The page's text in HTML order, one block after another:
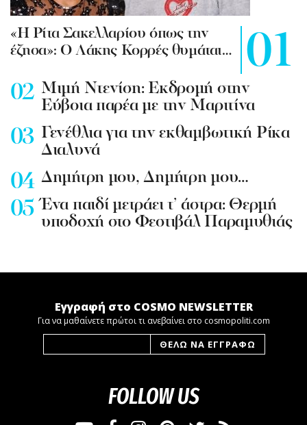
«Η Ρίτα Σακελλαρίου όπως την
έζησα»: Ο Λάκης Κορρές θυμάται…
Mιμή Ντενίση: Εκδρομή στην
Εύβοια παρέα με την Μαριτίνα
Γενέθλια για την εκθαμβωτική Ρίκα
Διαλυνά
Δημήτρη μου, Δημήτρη μου…
Ένα παιδί μετράει τ’ άστρα: Θερμή
υποδοχή στο Φεστιβάλ Παραμυθιάς
Εγγραφή στο COSMO NEWSLETTER
Για να μαθαίνετε πρώτοι τι ανεβαίνει στο cosmopoliti.com
FOLLOW US